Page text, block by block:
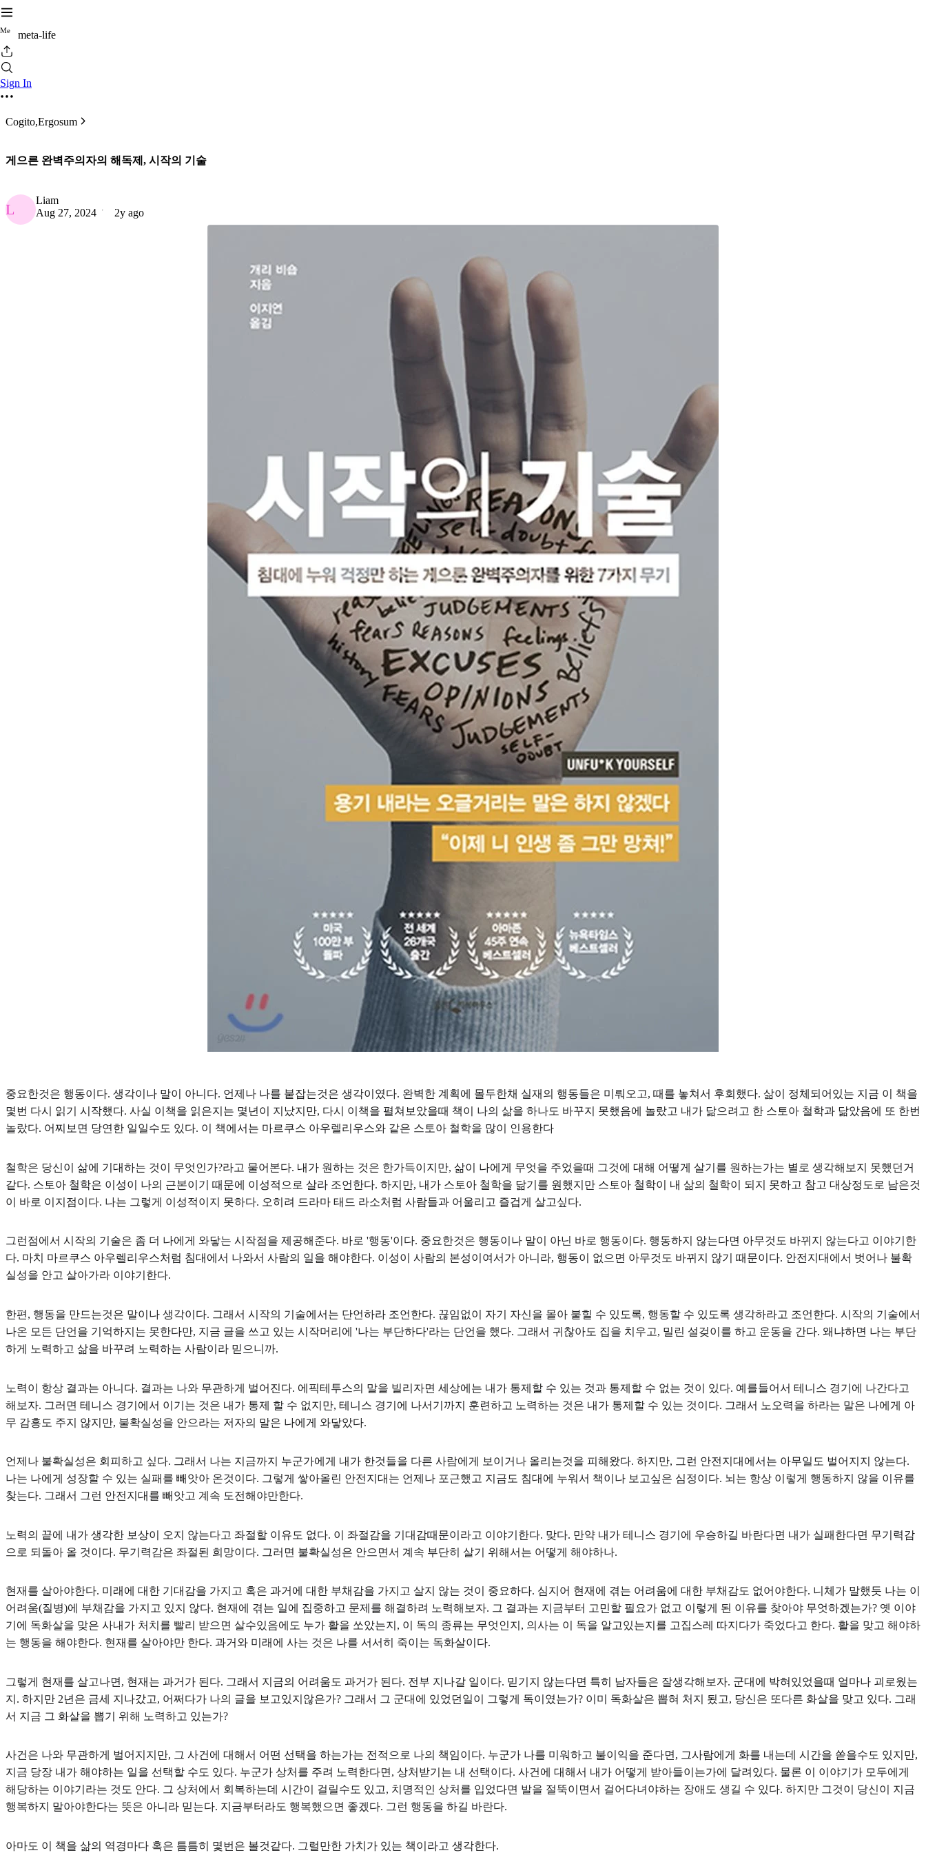
Me meta-life
Sign In
Cogito,Ergosum
게으른 완벽주의자의 해독제, 시작의 기술
L
Liam
Aug 27, 2024
2y ago
중요한것은 행동이다. 생각이나 말이 아니다. 언제나 나를 붙잡는것은 생각이였다. 완벽한 계획에 몰두한채 실재의 행동들은 미뤄오고, 때를 놓쳐서 후회했다. 삶이 정체되어있는 지금 이 책을
몇번 다시 읽기 시작했다. 사실 이책을 읽은지는 몇년이 지났지만, 다시 이책을 펼쳐보았을때 책이 나의 삶을 하나도 바꾸지 못했음에 놀랐고 내가 닮으려고 한 스토아 철학과 닮았음에 또 한번
놀랐다. 어찌보면 당연한 일일수도 있다. 이 책에서는 마르쿠스 아우렐리우스와 같은 스토아 철학을 많이 인용한다
철학은 당신이 삶에 기대하는 것이 무엇인가?라고 물어본다. 내가 원하는 것은 한가득이지만, 삶이 나에게 무엇을 주었을때 그것에 대해 어떻게 살기를 원하는가는 별로 생각해보지 못했던거
같다. 스토아 철학은 이성이 나의 근본이기 때문에 이성적으로 살라 조언한다. 하지만, 내가 스토아 철학을 닮기를 원했지만 스토아 철학이 내 삶의 철학이 되지 못하고 참고 대상정도로 남은것
이 바로 이지점이다. 나는 그렇게 이성적이지 못하다. 오히려 드라마 태드 라소처럼 사람들과 어울리고 즐겁게 살고싶다.
그런점에서 시작의 기술은 좀 더 나에게 와닿는 시작점을 제공해준다. 바로 '행동'이다. 중요한것은 행동이나 말이 아닌 바로 행동이다. 행동하지 않는다면 아무것도 바뀌지 않는다고 이야기한
다. 마치 마르쿠스 아우렐리우스처럼 침대에서 나와서 사람의 일을 해야한다. 이성이 사람의 본성이여서가 아니라, 행동이 없으면 아무것도 바뀌지 않기 때문이다. 안전지대에서 벗어나 불확
실성을 안고 살아가라 이야기한다.
한편, 행동을 만드는것은 말이나 생각이다. 그래서 시작의 기술에서는 단언하라 조언한다. 끊임없이 자기 자신을 몰아 붙힐 수 있도록, 행동할 수 있도록 생각하라고 조언한다. 시작의 기술에서
나온 모든 단언을 기억하지는 못한다만, 지금 글을 쓰고 있는 시작머리에 '나는 부단하다'라는 단언을 했다. 그래서 귀찮아도 집을 치우고, 밀린 설겆이를 하고 운동을 간다. 왜냐하면 나는 부단
하게 노력하고 삶을 바꾸려 노력하는 사람이라 믿으니까.
노력이 항상 결과는 아니다. 결과는 나와 무관하게 벌어진다. 에픽테투스의 말을 빌리자면 세상에는 내가 통제할 수 있는 것과 통제할 수 없는 것이 있다. 예를들어서 테니스 경기에 나간다고
해보자. 그러면 테니스 경기에서 이기는 것은 내가 통제 할 수 없지만, 테니스 경기에 나서기까지 훈련하고 노력하는 것은 내가 통제할 수 있는 것이다. 그래서 노오력을 하라는 말은 나에게 아
무 감흥도 주지 않지만, 불확실성을 안으라는 저자의 말은 나에게 와닿았다.
언제나 불확실성은 회피하고 싶다. 그래서 나는 지금까지 누군가에게 내가 한것들을 다른 사람에게 보이거나 올리는것을 피해왔다. 하지만, 그런 안전지대에서는 아무일도 벌어지지 않는다.
나는 나에게 성장할 수 있는 실패를 빼앗아 온것이다. 그렇게 쌓아올린 안전지대는 언제나 포근했고 지금도 침대에 누워서 책이나 보고싶은 심정이다. 뇌는 항상 이렇게 행동하지 않을 이유를
찾는다. 그래서 그런 안전지대를 빼앗고 계속 도전해야만한다.
노력의 끝에 내가 생각한 보상이 오지 않는다고 좌절할 이유도 없다. 이 좌절감을 기대감때문이라고 이야기한다. 맞다. 만약 내가 테니스 경기에 우승하길 바란다면 내가 실패한다면 무기력감
으로 되돌아 올 것이다. 무기력감은 좌절된 희망이다. 그러면 불확실성은 안으면서 계속 부단히 살기 위해서는 어떻게 해야하나.
현재를 살아야한다. 미래에 대한 기대감을 가지고 혹은 과거에 대한 부채감을 가지고 살지 않는 것이 중요하다. 심지어 현재에 겪는 어려움에 대한 부채감도 없어야한다. 니체가 말했듯 나는 이
어려움(질병)에 부채감을 가지고 있지 않다. 현재에 겪는 일에 집중하고 문제를 해결하려 노력해보자. 그 결과는 지금부터 고민할 필요가 없고 이렇게 된 이유를 찾아야 무엇하겠는가? 옛 이야
기에 독화살을 맞은 사내가 처치를 빨리 받으면 살수있음에도 누가 활을 쏘았는지, 이 독의 종류는 무엇인지, 의사는 이 독을 알고있는지를 고집스레 따지다가 죽었다고 한다. 활을 맞고 해야하
는 행동을 해야한다. 현재를 살아야만 한다. 과거와 미래에 사는 것은 나를 서서히 죽이는 독화살이다.
그렇게 현재를 살고나면, 현재는 과거가 된다. 그래서 지금의 어려움도 과거가 된다. 전부 지나갈 일이다. 믿기지 않는다면 특히 남자들은 잘생각해보자. 군대에 박혀있었을때 얼마나 괴로웠는
지. 하지만 2년은 금세 지나갔고, 어쩌다가 나의 글을 보고있지않은가? 그래서 그 군대에 있었던일이 그렇게 독이였는가? 이미 독화살은 뽑혀 처지 됬고, 당신은 또다른 화살을 맞고 있다. 그래
서 지금 그 화살을 뽑기 위해 노력하고 있는가?
사건은 나와 무관하게 벌어지지만, 그 사건에 대해서 어떤 선택을 하는가는 전적으로 나의 책임이다. 누군가 나를 미워하고 불이익을 준다면, 그사람에게 화를 내는데 시간을 쏟을수도 있지만,
지금 당장 내가 해야하는 일을 선택할 수도 있다. 누군가 상처를 주려 노력한다면, 상처받기는 내 선택이다. 사건에 대해서 내가 어떻게 받아들이는가에 달려있다. 물론 이 이야기가 모두에게
해당하는 이야기라는 것도 안다. 그 상처에서 회복하는데 시간이 걸릴수도 있고, 치명적인 상처를 입었다면 발을 절뚝이면서 걸어다녀야하는 장애도 생길 수 있다. 하지만 그것이 당신이 지금
행복하지 말아야한다는 뜻은 아니라 믿는다. 지금부터라도 행복했으면 좋겠다. 그런 행동을 하길 바란다.
아마도 이 책을 삶의 역경마다 혹은 틈틈히 몇번은 볼것같다. 그럴만한 가치가 있는 책이라고 생각한다.